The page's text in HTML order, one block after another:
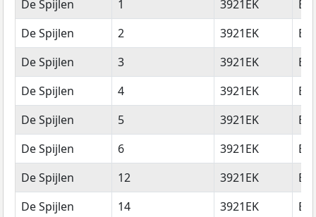
De Spijlen 1 3921EK
De Spijlen
2 3921EK
De Spijlen
3 3921EK
De Spijlen
4 3921EK
De Spijlen
5 3921EK
De Spijlen
6 3921EK
De Spijlen
12 3921EK
De Spijlen
14 3921EK